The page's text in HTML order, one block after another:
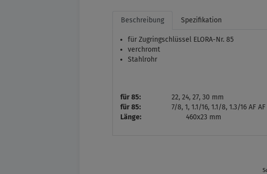
Beschreibung Spezifikation
für Zugringschlüssel ELORA-Nr. 85
verchromt
Stahlrohr
für 85:
22, 24, 27, 30 mm
für 85:
7/8, 1, 1.1/16, 1.1/8, 1.3/16 AF AF
Länge:
460x23 mm